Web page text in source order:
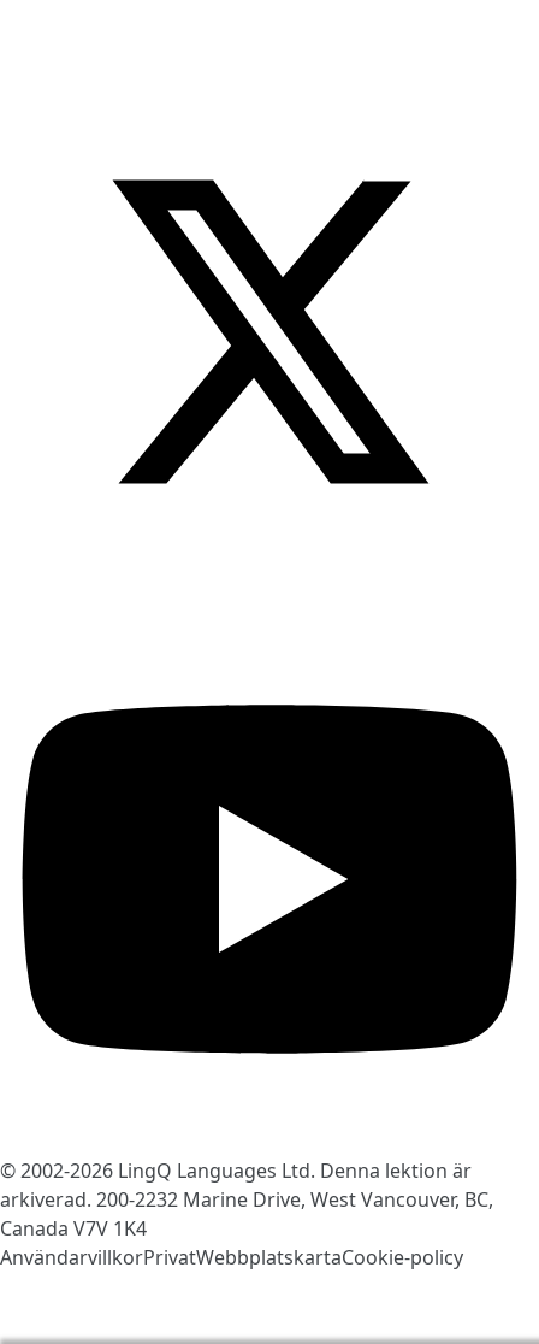
© 2002-2026 LingQ Languages Ltd. Denna lektion är
arkiverad. 200-2232 Marine Drive, West Vancouver, BC,
Canada V7V 1K4
AnvändarvillkorPrivatWebbplatskartaCookie-policy